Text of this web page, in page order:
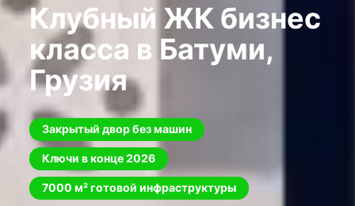
Клубный ЖК бизнес
класса в Батуми,
Грузия
Закрытый двор без машин
Ключи в конце 2026
7000 м² готовой инфраструктуры